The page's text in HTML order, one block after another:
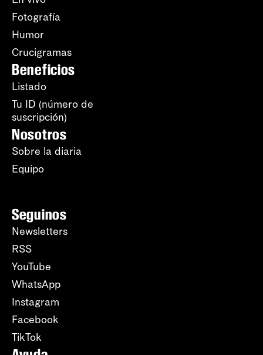
Fotografía
Humor
Crucigramas
Beneficios
Listado
Tu ID (número de
suscripción)
Nosotros
Sobre la diaria
Equipo
Seguinos
Newsletters
RSS
YouTube
WhatsApp
Instagram
Facebook
TikTok